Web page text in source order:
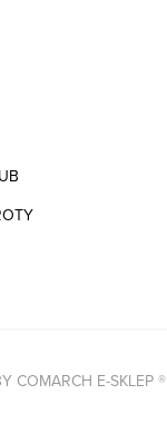
COMARCH E-SKLEP®